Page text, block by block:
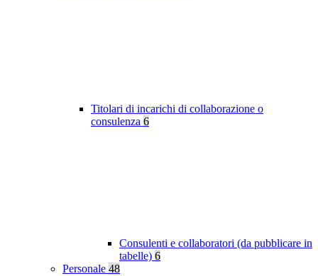
Titolari di incarichi di collaborazione o
consulenza 6
Consulenti e collaboratori (da pubblicare in
tabelle) 6
Personale 48